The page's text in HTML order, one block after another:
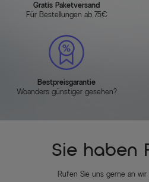
Gratis Paketversand
Für Bestellungen ab 75€
Bestpreisgarantie
Woanders günstiger gesehen?
Sie haben
Rufen Sie uns gerne an